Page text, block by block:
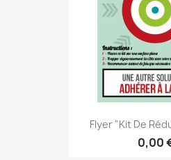
Flyer "Kit De
0,00